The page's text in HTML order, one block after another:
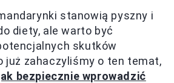
stanowią pyszny i
diety, ale warto być
skutków
już zahaczyliśmy o ten temat,
bezpiecznie wprowadzić